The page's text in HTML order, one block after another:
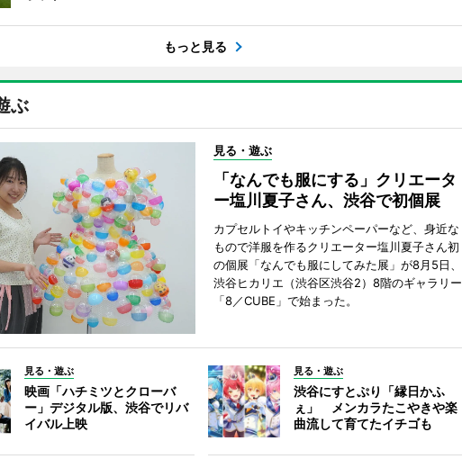
もっと見る
ぶ
見る・遊ぶ
「なんでも服にする」クリエータ
ー塩川夏子さん、渋谷で初個展
カプセルトイやキッチンペーパーなど、身近な
もので洋服を作るクリエーター塩川夏子さん初
の個展「なんでも服にしてみた展」が8月5日、
渋谷ヒカリエ（渋谷区渋谷2）8階のギャラリー
「8／CUBE」で始まった。
見る・遊ぶ
映画「ハチミツとクローバ
ー」デジタル版、渋谷でリバ
イバル上映
見る・遊ぶ
渋谷にすとぷり「縁日かふ
ぇ」 メンカラたこやきや楽
曲流して育てたイチゴも